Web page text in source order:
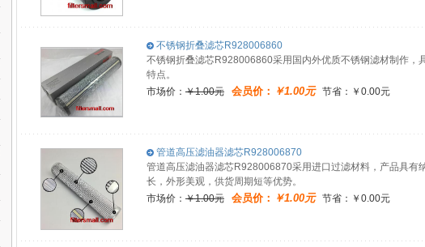
不锈钢折叠滤芯R928006860
不锈钢折叠滤芯R928006860采用国内外优质不锈钢滤材制作，
特点。
市场价： ￥1.00元 会员价： ￥1.00元节省：￥0.00元
管道高压滤油器滤芯R928006870
管道高压滤油器滤芯R928006870采用进口过滤材料，产品具有
长，外形美观，供货周期短等优势。
市场价： ￥1.00元 会员价： ￥1.00元节省：￥0.00元